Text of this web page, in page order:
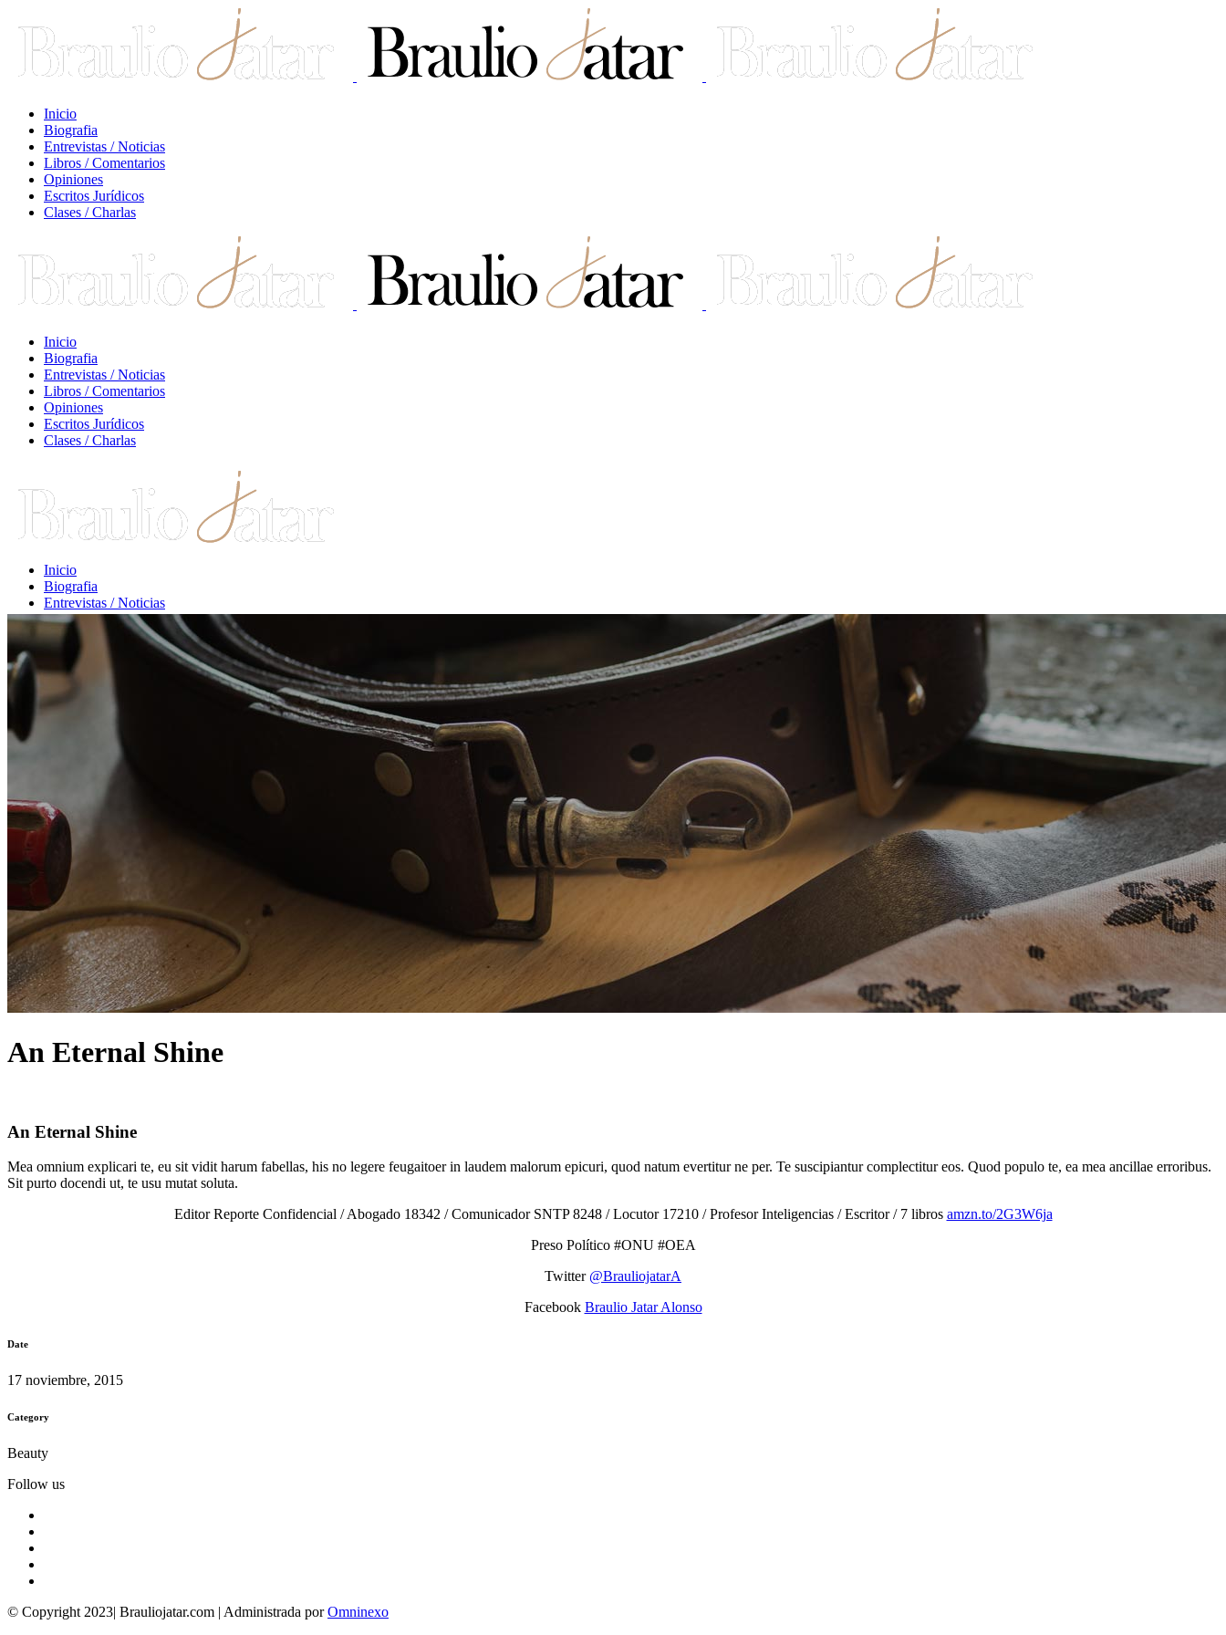
Inicio
Biografia
Entrevistas / Noticias
Libros / Comentarios
Opiniones
Escritos Jurídicos
Clases / Charlas
Inicio
Biografia
Entrevistas / Noticias
Libros / Comentarios
Opiniones
Escritos Jurídicos
Clases / Charlas
Inicio
Biografia
Entrevistas / Noticias
Libros / Comentarios
Opiniones
Escritos Jurídicos
Clases / Charlas
An Eternal Shine
An Eternal Shine
Mea omnium explicari te, eu sit vidit harum fabellas, his no legere feugaitoer in laudem malorum epicuri, quod natum evertitur ne per. Te suscipiantur complectitur eos. Quod populo te, ea mea ancillae erroribus.
Sit purto docendi ut, te usu mutat soluta.
Editor Reporte Confidencial / Abogado 18342 / Comunicador SNTP 8248 / Locutor 17210 / Profesor Inteligencias / Escritor / 7 libros amzn.to/2G3W6ja
Preso Político #ONU #OEA
Twitter @BrauliojatarA
Facebook Braulio Jatar Alonso
Date
17 noviembre, 2015
Category
Beauty
Follow us
© Copyright 2023| Brauliojatar.com | Administrada porOmninexo